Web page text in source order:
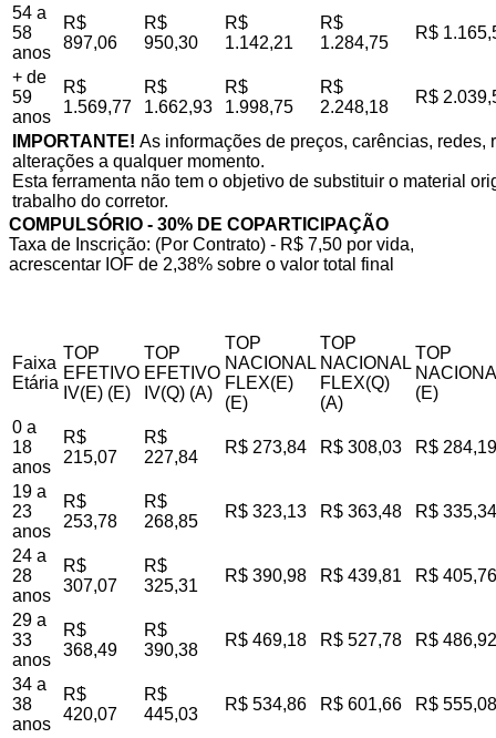
54 a
58
anos
R$
897,06
R$
950,30
R$
1.142,21
R$
1.284,75
R$
+ de
59
anos
R$
1.569,77
R$
1.662,93
R$
1.998,75
R$
2.248,18
R$
IMPORTANTE! As informações de preços, carências,
alterações a qualquer momento.
Esta ferramenta não tem o objetivo de substituir o material
trabalho do corretor.
COMPULSÓRIO - 30% DE COPARTICIPAÇÃO
Taxa de Inscrição: (Por Contrato) - R$ 7,50 por vida,
acrescentar IOF de 2,38% sobre o valor total final
Faixa
Etária
TOP
EFETIVO
IV(E) (E)
TOP
EFETIVO
IV(Q) (A)
TOP
NACIONAL
FLEX(E)
(E)
TOP
NACIONAL
FLEX(Q)
(A)
TOP
(E)
0 a
18
anos
R$
215,07
R$
227,84
R$ 273,84 R$ 308,03 R$ 284,19
19 a
23
anos
R$
253,78
R$
268,85
R$ 323,13 R$ 363,48 R$ 335,34
24 a
28
anos
R$
307,07
R$
325,31
R$ 390,98 R$ 439,81 R$ 405,76
29 a
33
anos
R$
368,49
R$
390,38
R$ 469,18 R$ 527,78 R$ 486,92
34 a
38
anos
R$
420,07
R$
445,03
R$ 534,86 R$ 601,66 R$ 555,08